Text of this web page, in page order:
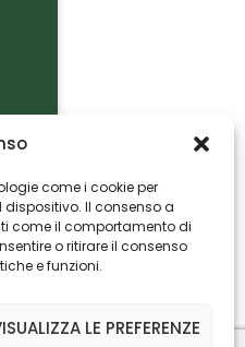
come i cookie per
Il consenso a
come il comportamento di
o ritirare il consenso
e funzioni.
LE PREFERENZE